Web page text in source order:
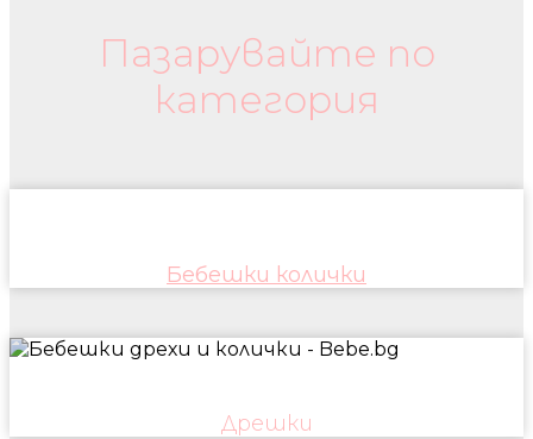
Пазарувайте по
категория
Бебешки колички
Дрешки